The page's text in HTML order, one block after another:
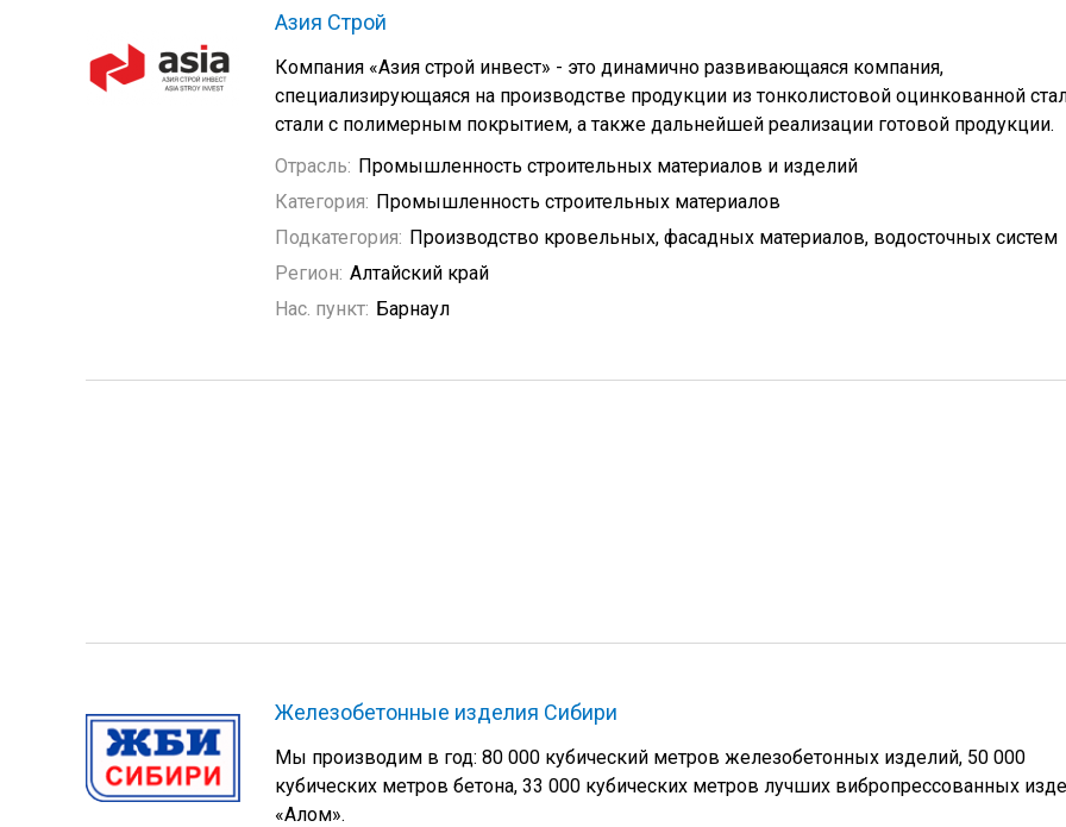
Азия Строй
Компания «Азия строй инвест» - это динамично развивающаяся компания,
специализирующаяся на производстве продукции из тонколистовой оцинкованной
стали с полимерным покрытием, а также дальнейшей реализации готовой продукции.
Отрасль: Промышленность строительных материалов и изделий
Категория: Промышленность строительных материалов
Подкатегория: Производство кровельных, фасадных материалов, водосточных систем
Регион: Алтайский край
Нас. пункт: Барнаул
Железобетонные изделия Сибири
Мы производим в год: 80 000 кубический метров железобетонных изделий, 50 000
кубических метров бетона, 33 000 кубических метров лучших вибропрессованных
«Алом».